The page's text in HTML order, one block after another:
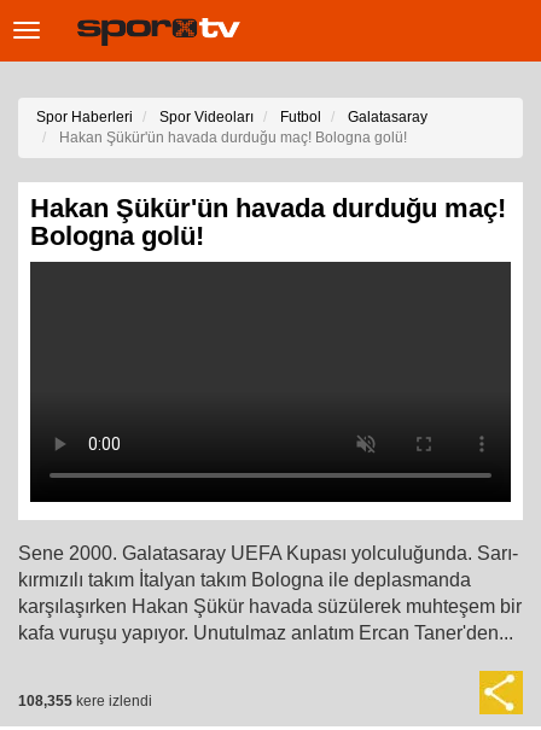
Toggle
Spor Haberleri Spor Videoları Futbol
Galatasaray
Hakan Şükür'ün havada durduğu maç! Bologna golü!
Hakan Şükür'ün havada durduğu maç!
Bologna golü!
Sene 2000. Galatasaray UEFA Kupası yolculuğunda. Sarı-
kırmızılı takım İtalyan takım Bologna ile deplasmanda
karşılaşırken Hakan Şükür havada süzülerek muhteşem bir
kafa vuruşu yapıyor. Unutulmaz anlatım Ercan Taner'den...
108,355 kere izlendi